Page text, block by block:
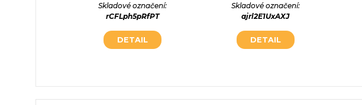
Skladové označení:
rCFLph5pRfPT
DETAIL
Skladové označení:
ajrl2E1UxAXJ
DETAIL